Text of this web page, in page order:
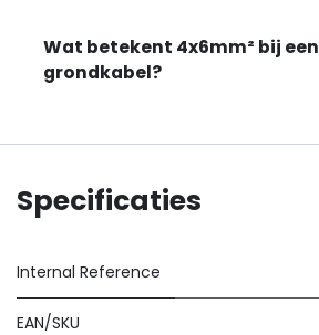
Wat betekent 4x6mm² bij een
grondkabel?
Specificaties
Internal Reference
EAN/SKU